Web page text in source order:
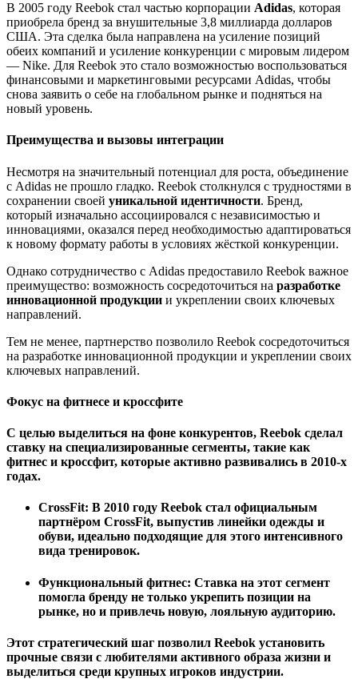
В 2005 году Reebok стал частью корпорации Adidas, которая
приобрела бренд за внушительные 3,8 миллиарда долларов
США. Эта сделка была направлена на усиление позиций
обеих компаний и усиление конкуренции с мировым лидером
— Nike. Для Reebok это стало возможностью воспользоваться
финансовыми и маркетинговыми ресурсами Adidas, чтобы
снова заявить о себе на глобальном рынке и подняться на
новый уровень.
Преимущества и вызовы интеграции
Несмотря на значительный потенциал для роста, объединение
с Adidas не прошло гладко. Reebok столкнулся с трудностями в
сохранении своей уникальной идентичности. Бренд,
который изначально ассоциировался с независимостью и
инновациями, оказался перед необходимостью адаптироваться
к новому формату работы в условиях жёсткой конкуренции.
Однако сотрудничество с Adidas предоставило Reebok важное
преимущество: возможность сосредоточиться на разработке
инновационной продукции и укреплении своих ключевых
направлений.
Тем не менее, партнерство позволило Reebok сосредоточиться
на разработке инновационной продукции и укреплении своих
ключевых направлений.
Фокус на фитнесе и кроссфите
С целью выделиться на фоне конкурентов, Reebok сделал
ставку на специализированные сегменты, такие как
фитнес и кроссфит, которые активно развивались в 2010-х
годах.
CrossFit: В 2010 году Reebok стал официальным
партнёром CrossFit, выпустив линейки одежды и
обуви, идеально подходящие для этого интенсивного
вида тренировок.
Функциональный фитнес: Ставка на этот сегмент
помогла бренду не только укрепить позиции на
рынке, но и привлечь новую, лояльную аудиторию.
Этот стратегический шаг позволил Reebok установить
прочные связи с любителями активного образа жизни и
выделиться среди крупных игроков индустрии.